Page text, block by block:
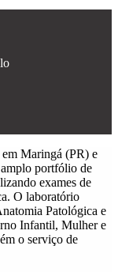
Maringá (PR) e
portfólio de
exames de
O laboratório
Patológica e
Infantil, Mulher e
o serviço de